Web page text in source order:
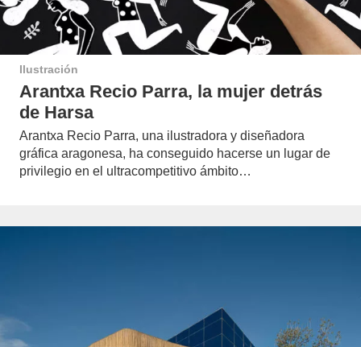
Ilustración
Arantxa Recio Parra, la mujer detrás
de Harsa
Arantxa Recio Parra, una ilustradora y diseñadora
gráfica aragonesa, ha conseguido hacerse un lugar de
privilegio en el ultracompetitivo ámbito…